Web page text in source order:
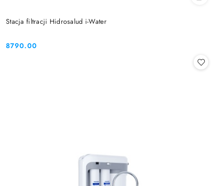
Stacja filtracji Hidrosalud i-Water
Cena:
8790.00